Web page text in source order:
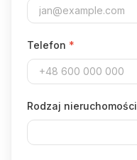
Telefon *
Rodzaj nieruchomości